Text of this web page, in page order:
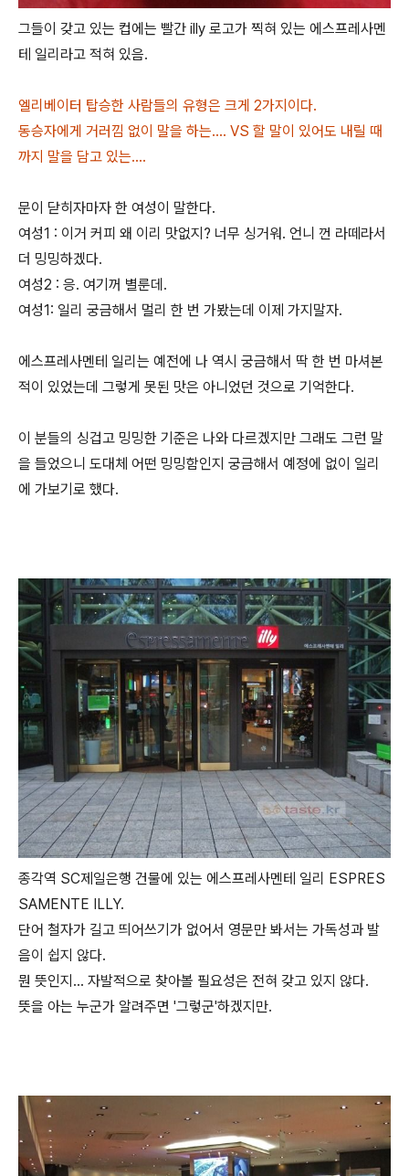
그들이 갖고 있는 컵에는 빨간 illy 로고가 찍혀 있는 에스프레사멘
테 일리라고 적혀 있음.
엘리베이터 탑승한 사람들의 유형은 크게 2가지이다.
동승자에게 거러낌 없이 말을 하는.... VS 할 말이 있어도 내릴 때
까지 말을 담고 있는....
문이 닫히자마자 한 여성이 말한다.
여성1 : 이거 커피 왜 이리 맛없지? 너무 싱거워. 언니 껀 라떼라서
더 밍밍하겠다.
여성2 : 응. 여기꺼 별룬데.
여성1: 일리 궁금해서 멀리 한 번 가봤는데 이제 가지말자.
에스프레사멘테 일리는 예전에 나 역시 궁금해서 딱 한 번 마셔본
적이 있었는데 그렇게 못된 맛은 아니었던 것으로 기억한다.
이 분들의 싱겁고 밍밍한 기준은 나와 다르겠지만 그래도 그런 말
을 들었으니 도대체 어떤 밍밍함인지 궁금해서 예정에 없이 일리
에 가보기로 했다.
종각역 SC제일은행 건물에 있는 에스프레사멘테 일리 ESPRES
SAMENTE ILLY.
단어 철자가 길고 띄어쓰기가 없어서 영문만 봐서는 가독성과 발
음이 쉽지 않다.
뭔 뜻인지... 자발적으로 찾아볼 필요성은 전혀 갖고 있지 않다.
뜻을 아는 누군가 알려주면 '그렇군'하겠지만.